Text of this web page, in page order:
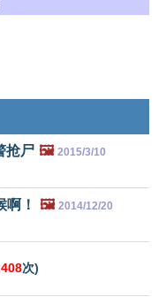
抢尸 🖼️ 2015/3/10
！ 🖼️ 2014/12/20
次)